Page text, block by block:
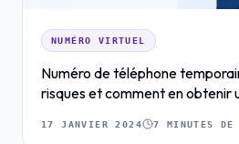
NUMÉRO VIRTUEL
Numéro de téléphone
risques et comment en obtenir
17 JANVIER 2024 7 MINUTES DE